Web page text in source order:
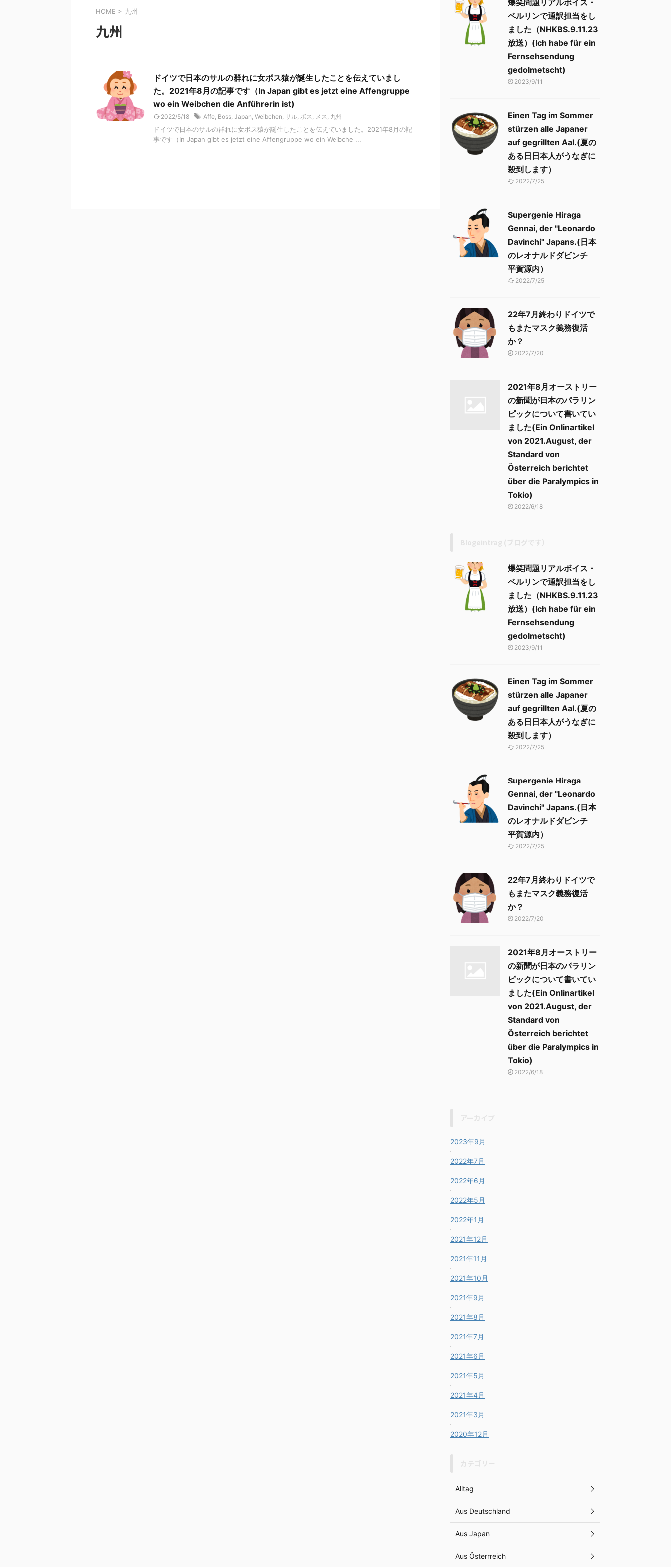
HOME > 九州
九州
ドイツで日本のサルの群れに女ボス猿が誕生したことを伝えていまし
た。2021年8月の記事です（In Japan gibt es jetzt eine Affengruppe
wo ein Weibchen die Anführerin ist)
2022/5/18 Affe Boss Japan Weibchen サル ボス メス 九州
ドイツで日本のサルの群れに女ボス猿が誕生したことを伝えていました。2021年8月の記
事です（In Japan gibt es jetzt eine Affengruppe wo ein Weibche ...
爆笑問題リアルボイス・
ベルリンで通訳担当をし
ました（NHKBS.9.11.23
放送）(Ich habe für ein
Fernsehsendung
gedolmetscht)
2023/9/11
Einen Tag im Sommer
stürzen alle Japaner
auf gegrillten Aal.(夏の
ある日日本人がうなぎに
殺到します）
2022/7/25
Supergenie Hiraga
Gennai, der "Leonardo
Davinchi" Japans.(日本
のレオナルドダビンチ
平賀源内）
2022/7/25
22年7月終わりドイツで
もまたマスク義務復活
か？
2022/7/20
2021年8月オーストリー
の新聞が日本のパラリン
ピックについて書いてい
ました(Ein Onlinartikel
von 2021.August, der
Standard von
Österreich berichtet
über die Paralympics in
Tokio)
2022/6/18
爆笑問題リアルボイス・
ベルリンで通訳担当をし
ました（NHKBS.9.11.23
放送）(Ich habe für ein
Fernsehsendung
gedolmetscht)
2023/9/11
Einen Tag im Sommer
stürzen alle Japaner
auf gegrillten Aal.(夏の
ある日日本人がうなぎに
殺到します）
2022/7/25
Supergenie Hiraga
Gennai, der "Leonardo
Davinchi" Japans.(日本
のレオナルドダビンチ
平賀源内）
2022/7/25
22年7月終わりドイツで
もまたマスク義務復活
か？
2022/7/20
2021年8月オーストリー
の新聞が日本のパラリン
ピックについて書いてい
ました(Ein Onlinartikel
von 2021.August, der
Standard von
Österreich berichtet
über die Paralympics in
Tokio)
2022/6/18
2023年9月
2022年7月
2022年6月
2022年5月
2022年1月
2021年12月
2021年11月
2021年10月
2021年9月
2021年8月
2021年7月
2021年6月
2021年5月
2021年4月
2021年3月
2020年12月
Alltag
Aus Deutschland
Aus Japan
Aus Österrreich